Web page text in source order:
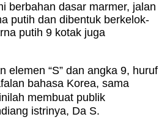
berbahan dasar marmer, jalan
putih dan dibentuk berkelok-
putih 9 kotak juga
elemen “S” dan angka 9, huruf
bahasa Korea, sama
membuat publik
istrinya, Da S.